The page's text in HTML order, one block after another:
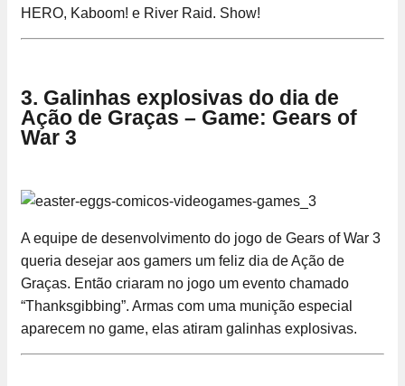
HERO, Kaboom! e River Raid. Show!
3. Galinhas explosivas do dia de
Ação de Graças – Game: Gears of
War 3
A equipe de desenvolvimento do jogo de Gears of War 3
queria desejar aos gamers um feliz dia de Ação de
Graças. Então criaram no jogo um evento chamado
“Thanksgibbing”. Armas com uma munição especial
aparecem no game, elas atiram galinhas explosivas.